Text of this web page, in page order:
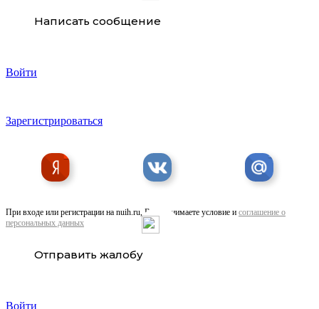
Написать сообщение
Войти
Зарегистрироваться
При входе или регистрации на nuih.ru, Вы принимаете условие и соглашение о
персональных данных
Отправить жалобу
Войти